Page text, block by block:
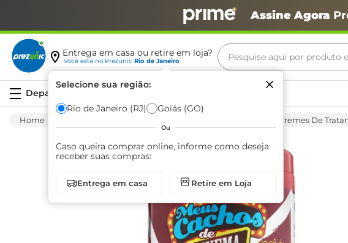
Assine Agora
Entrega em casa ou retire em loja?
Você está no Prezunic Rio de Janeiro
Selecione sua região:
Rio de Janeiro (RJ) Goiás (GO)
Ou
Caso queira comprar online, informe como deseja
receber suas compras:
Entrega em casa Retire em Loja
Pesquise aqui por produto
Cremes De
Termos mais buscados
café
biscoito
azeite
arroz